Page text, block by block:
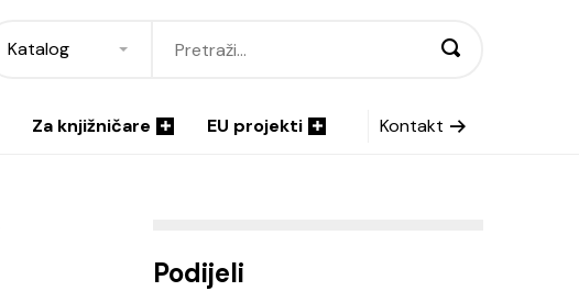
Katalog
Za knjižničare EU projekti Kontakt
Podijeli